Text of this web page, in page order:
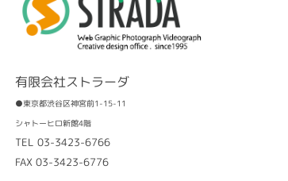
有限会社ストラーダ
●東京都渋谷区神宮前1-15-11
シャトーヒロ新館4階
TEL 03-3423-6766
FAX 03-3423-6776